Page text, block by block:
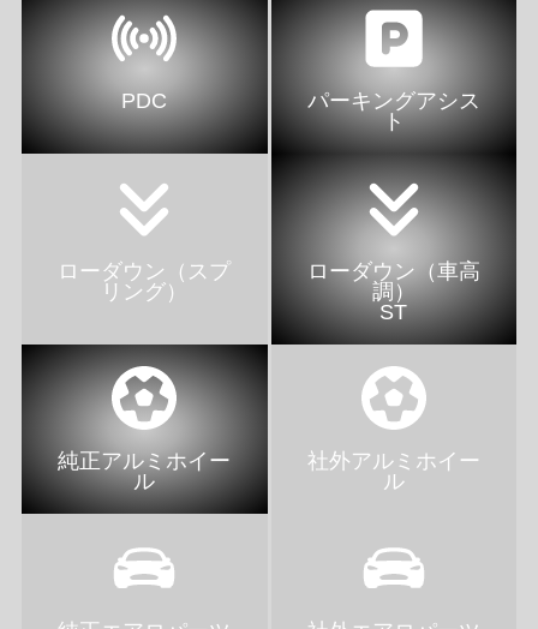
PDC
パーキングアシス
ト
ローダウン（スプ
リング）
ローダウン（車高
調）
ST
純正アルミホイー
ル
社外アルミホイー
ル